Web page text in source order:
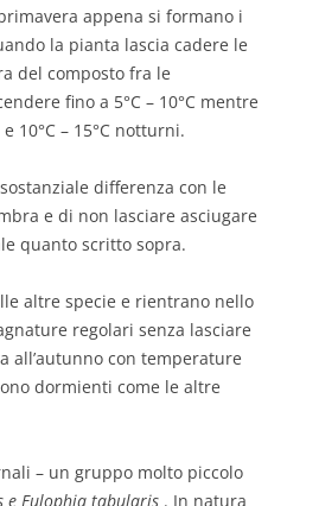
appena si formano i
la pianta lascia cadere le
del composto fra le
fino a 5°C – 10°C mentre
10°C – 15°C notturni.
differenza con le
e di non lasciare asciugare
quanto scritto sopra.
altre specie e rientrano nello
regolari senza lasciare
all’autunno con temperature
dormienti come le altre
– un gruppo molto piccolo
e Eulophia tabularis . In natura